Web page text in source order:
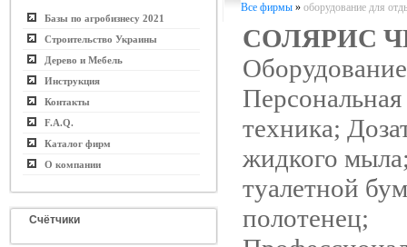
Базы по агробизнесу 2021
Строительство Украины
Дерево и Мебель
Инструкция
Контакты
F.A.Q.
Каталог фирм
О компании
Счётчики
Все фирмы » оборудование для
СОЛЯРИС
техника;
жидкого
туалетной
полотенец;